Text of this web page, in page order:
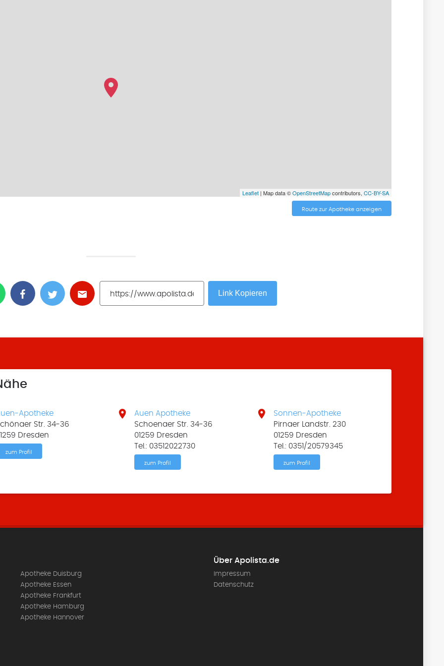
Leaflet| Map data ©OpenStreetMapcontributors, CC-BY-SA
Route zur Apotheke anzeigen
Link Kopieren
Apotheke
Str. 34-36
Dresden
zum Profil

Auen Apotheke
Schoenaer Str. 34-36
01259 Dresden
Tel.: 03512022730
zum Profil

Sonnen-Apotheke
Pirnaer Landstr. 230
01259 Dresden
Tel.: 0351/20579345
zum Profil
Apotheke Duisburg
Apotheke Essen
Apotheke Frankfurt
Apotheke Hamburg
Apotheke Hannover
Über Apolista.de
Impressum
Datenschutz